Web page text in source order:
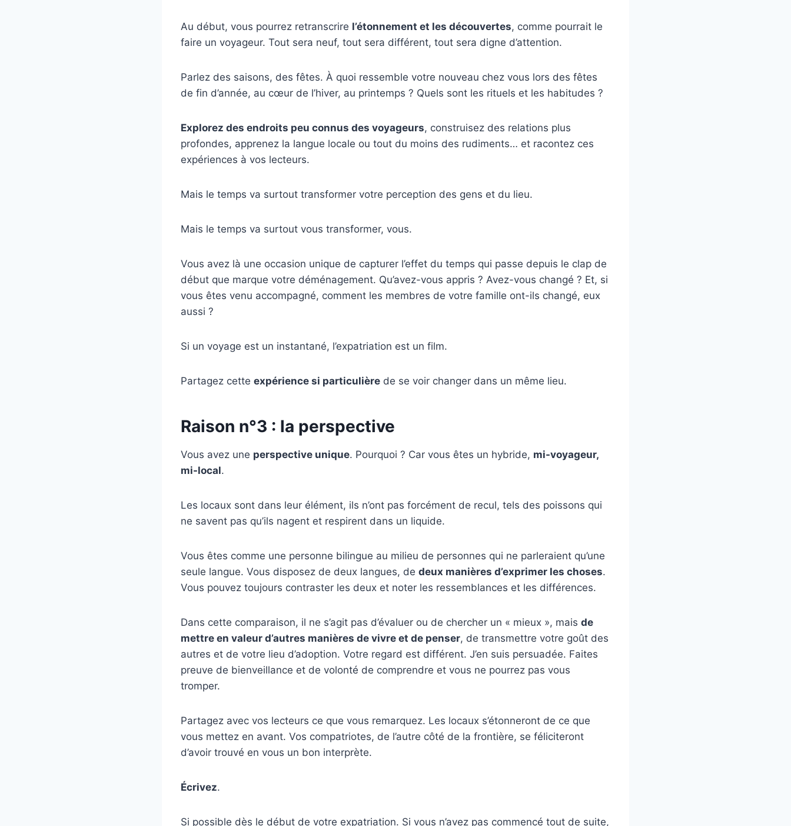
Au début, vous pourrez retranscrire l’étonnement et les découvertes, comme pourrait le
faire un voyageur. Tout sera neuf, tout sera différent, tout sera digne d’attention.
Parlez des saisons, des fêtes. À quoi ressemble votre nouveau chez vous lors des fêtes
de fin d’année, au cœur de l’hiver, au printemps ? Quels sont les rituels et les habitudes ?
Explorez des endroits peu connus des voyageurs, construisez des relations plus
profondes, apprenez la langue locale ou tout du moins des rudiments… et racontez ces
expériences à vos lecteurs.
Mais le temps va surtout transformer votre perception des gens et du lieu.
Mais le temps va surtout vous transformer, vous.
Vous avez là une occasion unique de capturer l’effet du temps qui passe depuis le clap de
début que marque votre déménagement. Qu’avez-vous appris ? Avez-vous changé ? Et, si
vous êtes venu accompagné, comment les membres de votre famille ont-ils changé, eux
aussi ?
Si un voyage est un instantané, l’expatriation est un film.
Partagez cette expérience si particulière de se voir changer dans un même lieu.
Raison n°3 : la perspective
Vous avez une perspective unique. Pourquoi ? Car vous êtes un hybride, mi-voyageur,
mi-local.
Les locaux sont dans leur élément, ils n’ont pas forcément de recul, tels des poissons qui
ne savent pas qu’ils nagent et respirent dans un liquide.
Vous êtes comme une personne bilingue au milieu de personnes qui ne parleraient qu’une
seule langue. Vous disposez de deux langues, de deux manières d’exprimer les choses.
Vous pouvez toujours contraster les deux et noter les ressemblances et les différences.
Dans cette comparaison, il ne s’agit pas d’évaluer ou de chercher un « mieux », mais de
mettre en valeur d’autres manières de vivre et de penser, de transmettre votre goût des
autres et de votre lieu d’adoption. Votre regard est différent. J’en suis persuadée. Faites
preuve de bienveillance et de volonté de comprendre et vous ne pourrez pas vous
tromper.
Partagez avec vos lecteurs ce que vous remarquez. Les locaux s’étonneront de ce que
vous mettez en avant. Vos compatriotes, de l’autre côté de la frontière, se féliciteront
d’avoir trouvé en vous un bon interprète.
Écrivez.
Si possible dès le début de votre expatriation. Si vous n’avez pas commencé tout de suite,